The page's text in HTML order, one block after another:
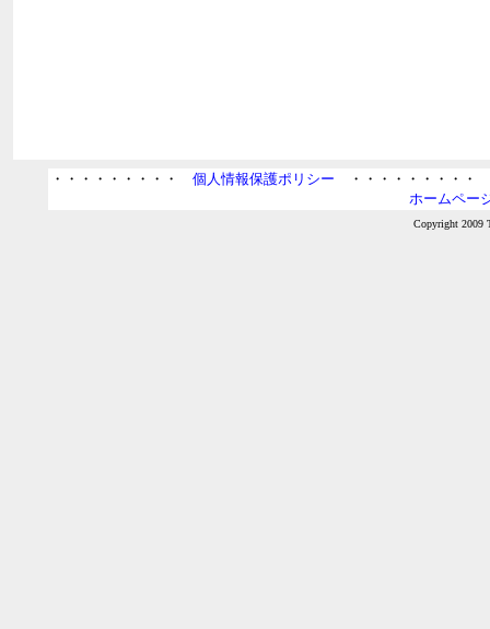
・・・・・・・・・個人情報保護ポリシー ・・・・・・・・
ホームペー
Copyright 2009